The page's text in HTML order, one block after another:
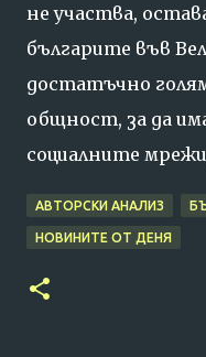
не участва,
българите във
достатъчно
общност, за да
социалните
АВТОРСКИ АНАЛИЗ
НОВИНИТЕ ОТ ДЕНЯ